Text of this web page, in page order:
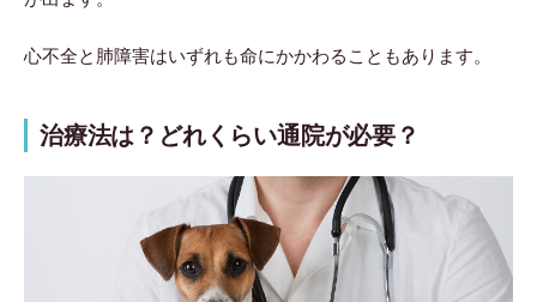
心不全と肺障害はいずれも命にかかわることもあります。
治療法は？どれくらい通院が必要？